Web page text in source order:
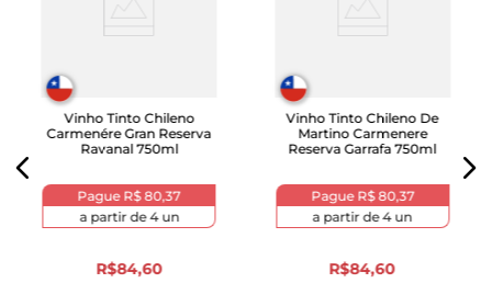
Vinho Tinto Chileno
Carmenére Gran Reserva
Ravanal 750ml
Pague R$ 80,37
a partir de4un
R$84,60
Vinho Tinto Chileno De
Martino Carmenere
Reserva Garrafa 750ml
Pague R$ 80,37
a partir de4un
R$84,60